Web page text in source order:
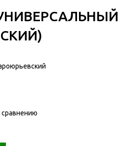
сравнению